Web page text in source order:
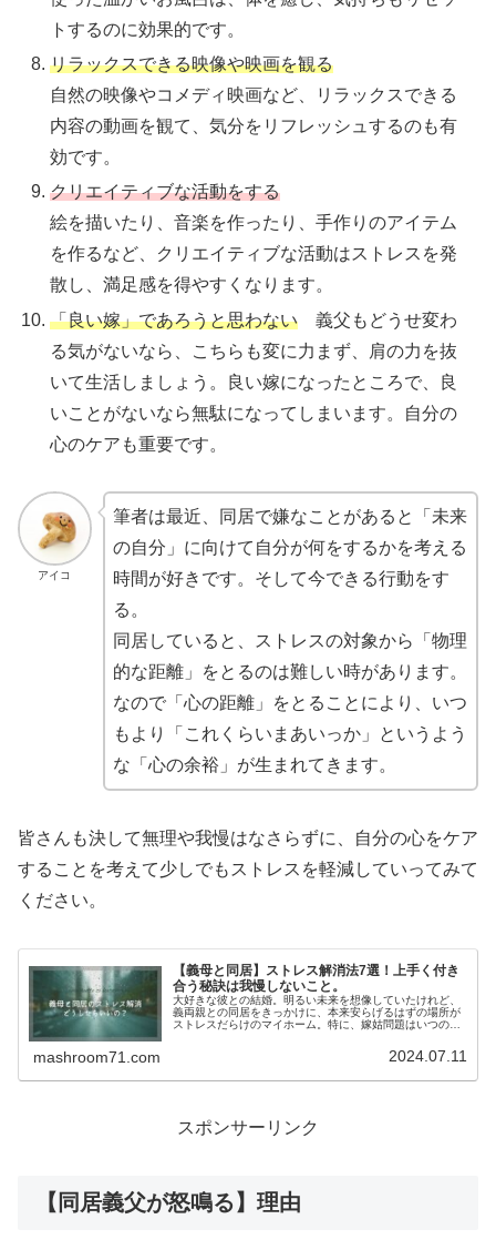
トするのに効果的です。
リラックスできる映像や映画を観る
自然の映像やコメディ映画など、リラックスできる
内容の動画を観て、気分をリフレッシュするのも有
効です。
クリエイティブな活動をする
絵を描いたり、音楽を作ったり、手作りのアイテム
を作るなど、クリエイティブな活動はストレスを発
散し、満足感を得やすくなります。
「良い嫁」であろうと思わない 義父もどうせ変わ
る気がないなら、こちらも変に力まず、肩の力を抜
いて生活しましょう。良い嫁になったところで、良
いことがないなら無駄になってしまいます。自分の
心のケアも重要です。
アイコ
筆者は最近、同居で嫌なことがあると「未来
の自分」に向けて自分が何をするかを考える
時間が好きです。そして今できる行動をす
る。
同居していると、ストレスの対象から「物理
的な距離」をとるのは難しい時があります。
なので「心の距離」をとることにより、いつ
もより「これくらいまあいっか」というよう
な「心の余裕」が生まれてきます。
皆さんも決して無理や我慢はなさらずに、自分の心をケア
することを考えて少しでもストレスを軽減していってみて
ください。
【義母と同居】ストレス解消法7選！上手く付き
合う秘訣は我慢しないこと。
大好きな彼との結婚。明るい未来を想像していたけれど、
義両親との同居をきっかけに、本来安らげるはずの場所が
ストレスだらけのマイホーム。特に、嫁姑問題はいつの時
mashroom71.com 2024.07.11
スポンサーリンク
【同居義父が怒鳴る】理由